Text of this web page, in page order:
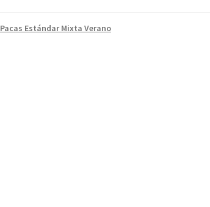
Pacas Estándar Mixta Verano